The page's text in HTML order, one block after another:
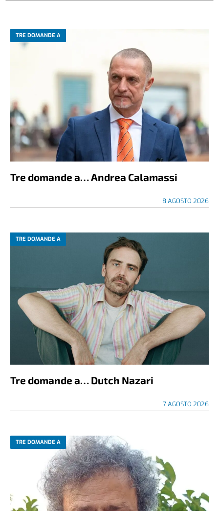
TRE DOMANDE A
Tre domande a… Andrea Calamassi
8 AGOSTO 2026
TRE DOMANDE A
Tre domande a… Dutch Nazari
7 AGOSTO 2026
TRE DOMANDE A